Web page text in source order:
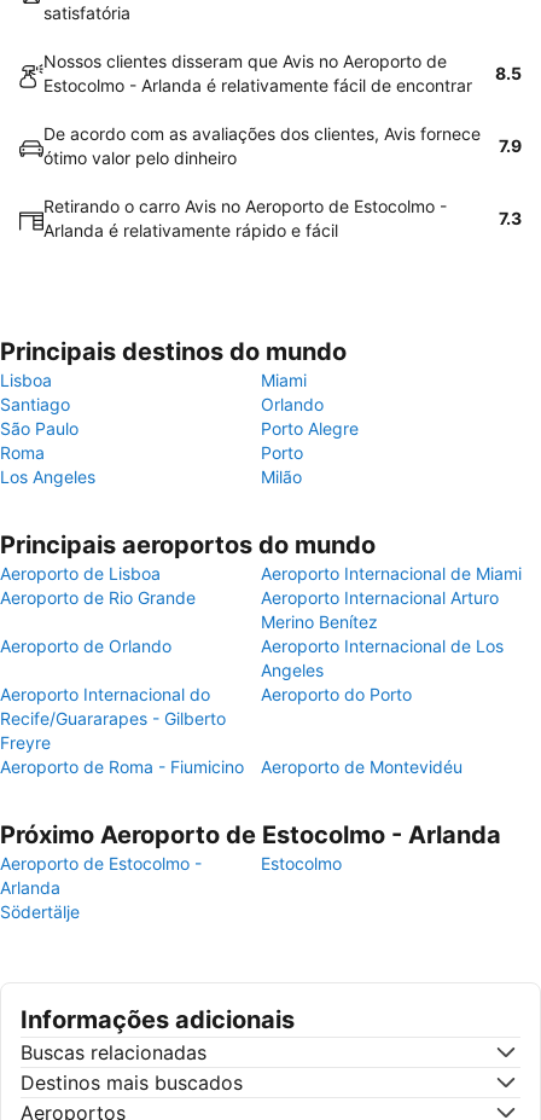
satisfatória
Nossos clientes disseram que Avis no Aeroporto de
Estocolmo - Arlanda é relativamente fácil de encontrar
8.5
De acordo com as avaliações dos clientes, Avis fornece
ótimo valor pelo dinheiro
7.9
Retirando o carro Avis no Aeroporto de Estocolmo -
Arlanda é relativamente rápido e fácil
7.3
Principais destinos do mundo
Lisboa
Miami
Santiago
Orlando
São Paulo
Porto Alegre
Roma
Porto
Los Angeles
Milão
Principais aeroportos do mundo
Aeroporto de Lisboa
Aeroporto Internacional de Miami
Aeroporto de Rio Grande
Aeroporto Internacional Arturo
Merino Benítez
Aeroporto de Orlando
Aeroporto Internacional de Los
Angeles
Aeroporto Internacional do
Recife/Guararapes - Gilberto
Freyre
Aeroporto do Porto
Aeroporto de Roma - Fiumicino Aeroporto de Montevidéu
Próximo Aeroporto de Estocolmo - Arlanda
Aeroporto de Estocolmo -
Arlanda
Estocolmo
Södertälje
Informações adicionais
Buscas relacionadas
Destinos mais buscados
Aeroportos